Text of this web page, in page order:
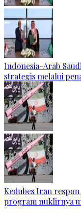
Indonesia-Arab
strategis melalui
Kedubes Iran
program nuklirnya